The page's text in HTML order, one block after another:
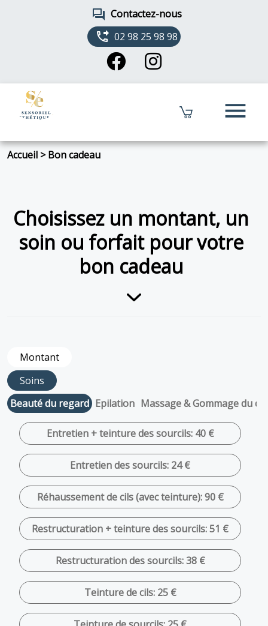
forum Contactez-nous
phone_forwarded 02 98 25 98 98
menu
Accueil >Bon cadeau
Choisissez un montant, un
soin ou forfait pour votre
bon cadeau
Montant
Soins
Beauté du regard Epilation Massage & Gommage du
Entretien + teinture des sourcils: 40 €
Entretien des sourcils: 24 €
Réhaussement de cils (avec teinture): 90 €
Restructuration + teinture des sourcils: 51 €
Restructuration des sourcils: 38 €
Teinture de cils: 25 €